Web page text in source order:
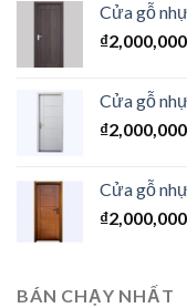
Cửa gỗ
₫2,000,000
Cửa gỗ
₫2,000,000
Cửa gỗ
₫2,000,000
BÁN CHẠY NHẤT